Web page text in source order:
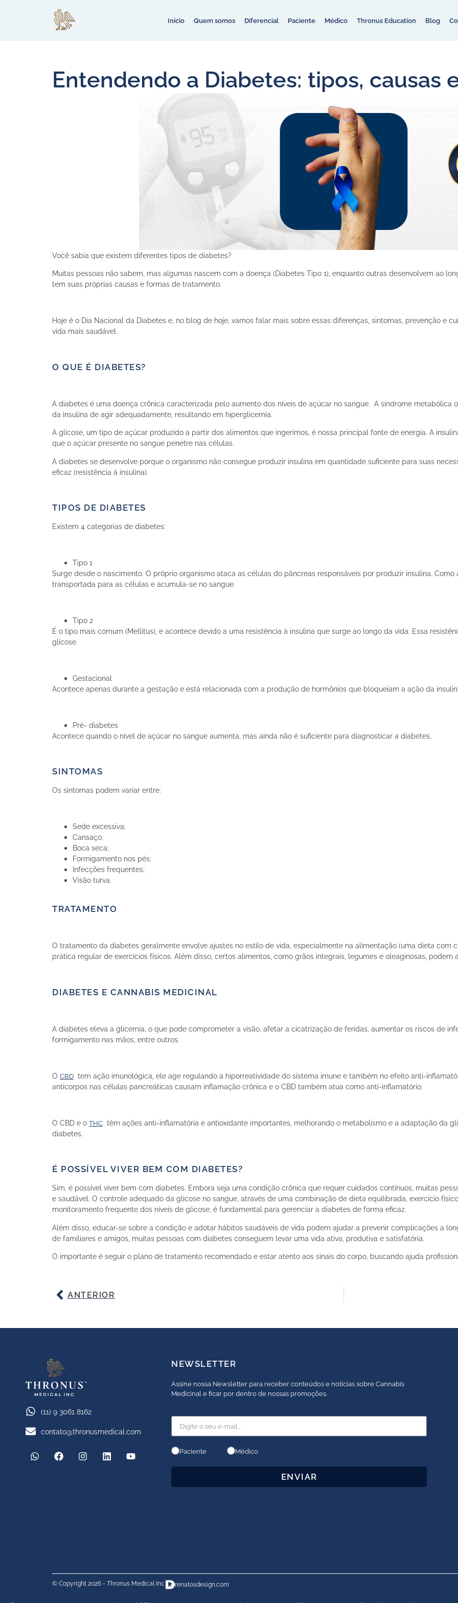
Início Quem somos Diferencial Paciente Médico Thronus Education Blog
Entendendo a Diabetes: tipos, causas
Você sabia que existem diferentes tipos de diabetes?
Muitas pessoas não sabem, mas algumas nascem com a doença (Diabetes Tipo 1), enquanto outras desenvolvem ao
tem suas próprias causas e formas de tratamento.
Hoje é o Dia Nacional da Diabetes e, no blog de hoje, vamos falar mais sobre essas diferenças, sintomas, prevenção e
vida mais saudável.
O QUE É DIABETES?
A diabetes é uma doença crônica caracterizada pelo aumento dos níveis de açúcar no sangue. A síndrome
da insulina de agir adequadamente, resultando em hiperglicemia.
A glicose, um tipo de açúcar produzido a partir dos alimentos que ingerimos, é nossa principal fonte de energia. A
que o açúcar presente no sangue penetre nas células.
A diabetes se desenvolve porque o organismo não consegue produzir insulina em quantidade suficiente para suas
eficaz (resistência à insulina).
TIPOS DE DIABETES
Existem 4 categorias de diabetes:
Tipo 1
Surge desde o nascimento. O próprio organismo ataca as células do pâncreas responsáveis por produzir insulina.
transportada para as células e acumula-se no sangue.
Tipo 2
É o tipo mais comum (Mellitus), e acontece devido a uma resistência à insulina que surge ao longo da vida. Essa
glicose.
Gestacional
Acontece apenas durante a gestação e está relacionada com a produção de hormônios que bloqueiam a ação da
Pré- diabetes
Acontece quando o nível de açúcar no sangue aumenta, mas ainda não é suficiente para diagnosticar a diabetes.
SINTOMAS
Os sintomas podem variar entre:
Sede excessiva;
Cansaço;
Boca seca;
Formigamento nos pés;
Infecções frequentes;
Visão turva.
TRATAMENTO
O tratamento da diabetes geralmente envolve ajustes no estilo de vida, especialmente na alimentação (uma dieta com
prática regular de exercícios físicos. Além disso, certos alimentos, como grãos integrais, legumes e oleaginosas, podem
DIABETES E CANNABIS MEDICINAL
A diabetes eleva a glicemia, o que pode comprometer a visão, afetar a cicatrização de feridas, aumentar os riscos de
formigamento nas mãos, entre outros.
O CBD tem ação imunológica, ele age regulando a hiporreatividade do sistema imune e também no efeito anti-
anticorpos nas células pancreáticas causam inflamação crônica e o CBD também atua como anti-inflamatório.
O CBD e o THC têm ações anti-inflamatória e antioxidante importantes, melhorando o metabolismo e a adaptação da
diabetes.
É POSSÍVEL VIVER BEM COM DIABETES?
Sim, é possível viver bem com diabetes. Embora seja uma condição crônica que requer cuidados contínuos, muitas
e saudável. O controle adequado da glicose no sangue, através de uma combinação de dieta equilibrada, exercício
monitoramento frequente dos níveis de glicose, é fundamental para gerenciar a diabetes de forma eficaz.
Além disso, educar-se sobre a condição e adotar hábitos saudáveis ​​de vida podem ajudar a prevenir complicações a
de familiares e amigos, muitas pessoas com diabetes conseguem levar uma vida ativa, produtiva e satisfatória.
O importante é seguir o plano de tratamento recomendado e estar atento aos sinais do corpo, buscando ajuda
ANTERIOR
(11) 9 3061 8162
contato@thronusmedical.com
NEWSLETTER
Assine nossa Newsletter para receber conteúdos e notícias sobre Cannabis
Medicinal e ficar por dentro de nossas promoções.
Paciente Médico
ENVIAR
© Copyright 2026 - Thronus Medical Inc. renatosdesign.com